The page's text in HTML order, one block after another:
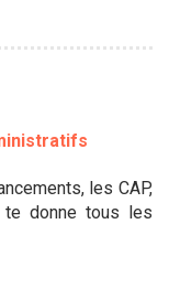
les CAP,
donne tous les